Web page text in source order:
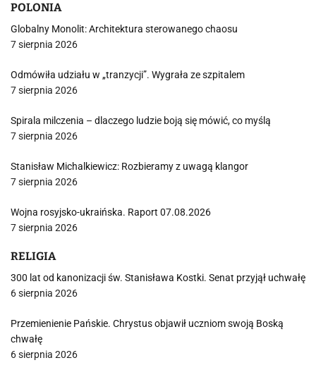
POLONIA
Globalny Monolit: Architektura sterowanego chaosu
7 sierpnia 2026
Odmówiła udziału w „tranzycji”. Wygrała ze szpitalem
7 sierpnia 2026
Spirala milczenia – dlaczego ludzie boją się mówić, co myślą
7 sierpnia 2026
Stanisław Michalkiewicz: Rozbieramy z uwagą klangor
7 sierpnia 2026
Wojna rosyjsko-ukraińska. Raport 07.08.2026
7 sierpnia 2026
RELIGIA
300 lat od kanonizacji św. Stanisława Kostki. Senat przyjął uchwałę
6 sierpnia 2026
Przemienienie Pańskie. Chrystus objawił uczniom swoją Boską
chwałę
6 sierpnia 2026